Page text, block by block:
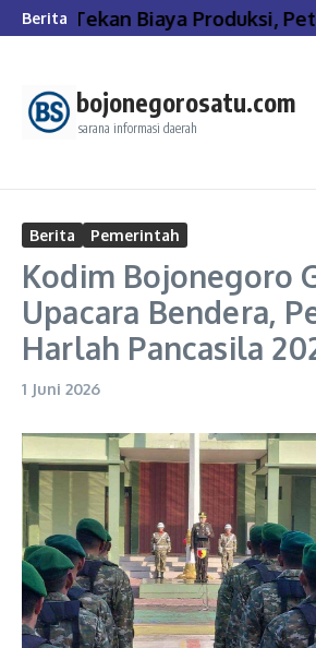
Lewati ke konten
BeritaTekan Biaya Produksi,
bojonegorosatu.com
sarana informasi daerah
Berita Pemerintah
Kodim Bojonegoro
Upacara Bendera,
Harlah Pancasila
1 Juni 2026